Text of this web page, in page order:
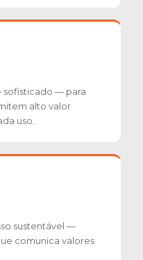
sofisticado — para
alto valor
uso.
sustentável —
comunica valores